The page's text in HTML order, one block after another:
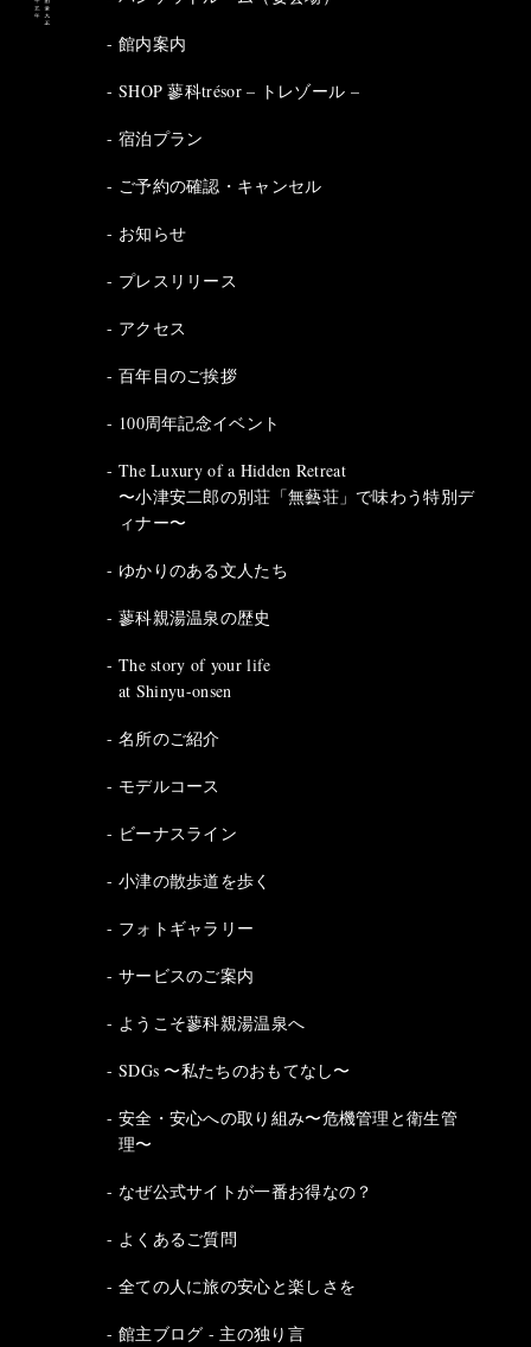
館内案内
SHOP 蓼科trésor – トレゾール –
宿泊プラン
ご予約の確認・キャンセル
お知らせ
プレスリリース
アクセス
百年目のご挨拶
100周年記念イベント
The Luxury of a Hidden Retreat
〜小津安二郎の別荘「無藝荘」で味わう特別デ
ィナー〜
ゆかりのある文人たち
蓼科親湯温泉の歴史
The story of your life
at Shinyu-onsen
名所のご紹介
モデルコース
ビーナスライン
小津の散歩道を歩く
フォトギャラリー
サービスのご案内
ようこそ蓼科親湯温泉へ
SDGs 〜私たちのおもてなし〜
安全・安心への取り組み〜危機管理と衛生管
理〜
なぜ公式サイトが一番お得なの？
よくあるご質問
全ての人に旅の安心と楽しさを
館主ブログ - 主の独り言